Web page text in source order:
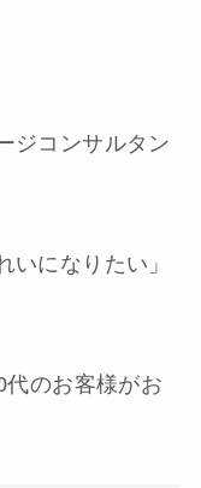
ジコンサルタン
いになりたい」
代のお客様がお